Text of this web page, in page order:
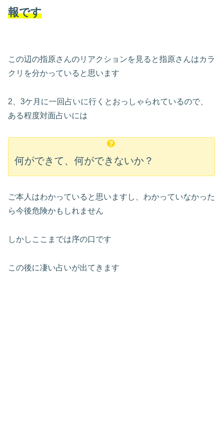
報です
この辺の指原さんのリアクションを見ると指原さんはカラ
クリを分かっていると思います
2、3ケ月に一回占いに行くとおっしゃられているので、
ある程度対面占いには
何ができて、何ができないか？
ご本人はわかっていると思いますし、わかっていなかった
ら今後危険かもしれません
しかしここまでは序の口です
この後に凄い占いが出てきます